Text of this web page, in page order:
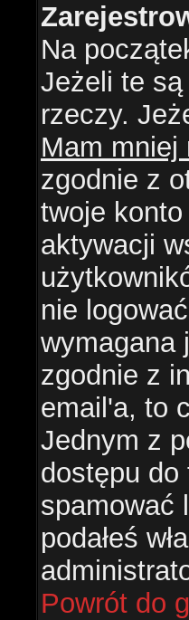
Na
Jeżeli te
rzeczy.
Mam mniej
zgodnie z
twoje
aktywacji
nie
wymagana
zgodnie z
email'a, to
Jednym z
dostępu
spamować
podałeś
Powrót do